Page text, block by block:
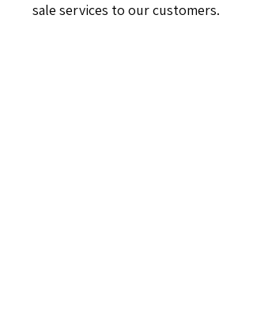
sale services to our customers.